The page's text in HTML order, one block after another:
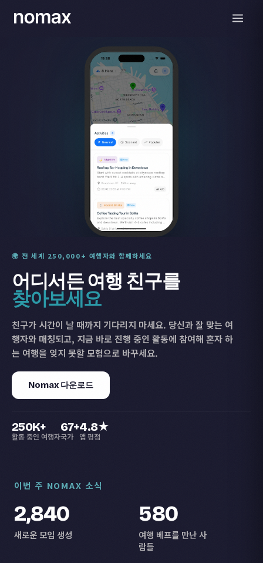
🌍 전 세계 250,000+ 여행자와 함께하세요
어디서든 여행 친구를
찾아보세요
친구가 시간이 날 때까지 기다리지 마세요. 당신과 잘 맞는 여
행자와 매칭되고, 지금 바로 진행 중인 활동에 참여해 혼자 하
는 여행을 잊지 못할 모험으로 바꾸세요.
Nomax 다운로드
250K+
활동 중인 여행자
67+
국가
4.8★
앱 평점
이번 주 NOMAX 소식
2,840
새로운 모임 생성
580
여행 베프를 만난 사
람들